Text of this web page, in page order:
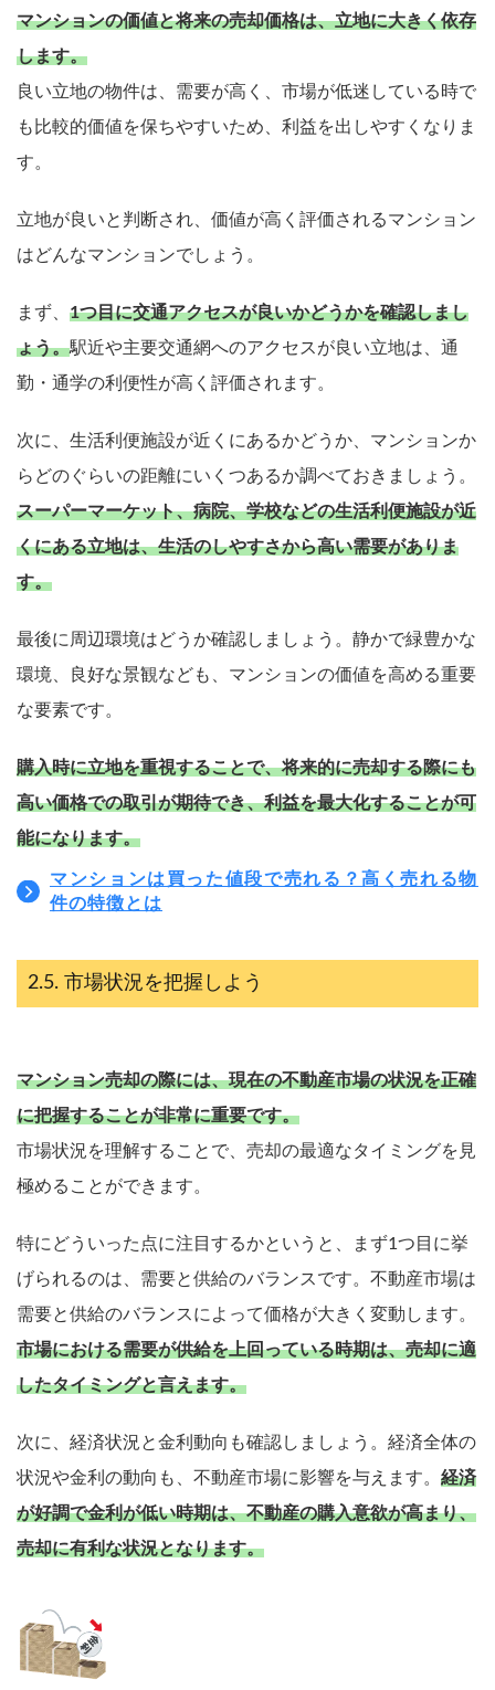
マンションの価値と将来の売却価格は、立地に大きく依存
します。
良い立地の物件は、需要が高く、市場が低迷している時で
も比較的価値を保ちやすいため、利益を出しやすくなりま
す。
立地が良いと判断され、価値が高く評価されるマンション
はどんなマンションでしょう。
まず、 1つ目に交通アクセスが良いかどうかを確認しまし
ょう。駅近や主要交通網へのアクセスが良い立地は、通
勤・通学の利便性が高く評価されます。
次に、生活利便施設が近くにあるかどうか、マンションか
らどのぐらいの距離にいくつあるか調べておきましょう。
スーパーマーケット、病院、学校などの生活利便施設が近
くにある立地は、生活のしやすさから高い需要がありま
す。
最後に周辺環境はどうか確認しましょう。静かで緑豊かな
環境、良好な景観なども、マンションの価値を高める重要
な要素です。
購入時に立地を重視することで、将来的に売却する際にも
高い価格での取引が期待でき、利益を最大化することが可
能になります。
マンションは買った値段で売れる？高く売れる物
件の特徴とは
市場状況を把握しよう
マンション売却の際には、現在の不動産市場の状況を正確
に把握することが非常に重要です。
市場状況を理解することで、売却の最適なタイミングを見
極めることができます。
特にどういった点に注目するかというと、まず1つ目に挙
げられるのは、需要と供給のバランスです。不動産市場は
需要と供給のバランスによって価格が大きく変動します。
市場における需要が供給を上回っている時期は、売却に適
したタイミングと言えます。
次に、経済状況と金利動向も確認しましょう。経済全体の
状況や金利の動向も、不動産市場に影響を与えます。 経済
が好調で金利が低い時期は、不動産の購入意欲が高まり、
売却に有利な状況となります。